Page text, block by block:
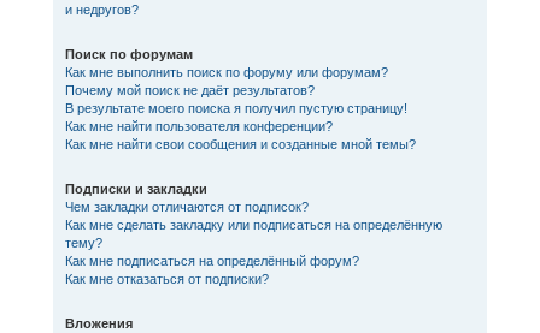
и недругов?
Поиск по форумам
Как мне выполнить поиск по форуму или форумам?
Почему мой поиск не даёт результатов?
В результате моего поиска я получил пустую страницу!
Как мне найти пользователя конференции?
Как мне найти свои сообщения и созданные мной темы?
Подписки и закладки
Чем закладки отличаются от подписок?
Как мне сделать закладку или подписаться на определённую
тему?
Как мне подписаться на определённый форум?
Как мне отказаться от подписки?
Вложения